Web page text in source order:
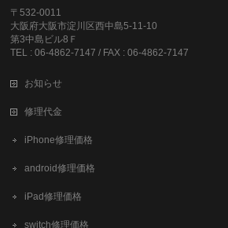
〒532-0011
大阪府大阪市淀川区西中島5-11-10
第3中島ビル8Ｆ
TEL : 06-4862-7147 / FAX : 06-4862-7147
お知らせ
修理代金
iPhone修理価格
android修理価格
iPad修理価格
switch修理価格